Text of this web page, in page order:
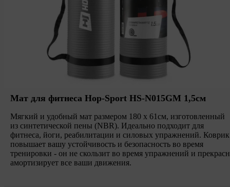
Мат для фитнеса Hop-Sport HS-N015GM 1,5см
Мягкий и удобный мат размером 180 х 61см, изготовленный
из синтетической пены (NBR). Идеально подходит для
фитнеса, йоги, реабилитации и силовых упражнений. Коврик
повышает вашу устойчивость и безопасность во время
тренировки - он не скользит во время упражнений и
амортизирует все ваши движения.